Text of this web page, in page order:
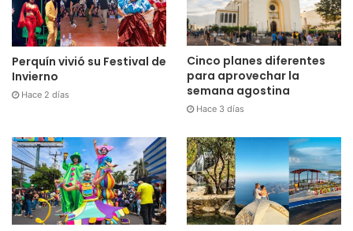
Perquín vivió su Festival de
Invierno
Hace 2 días
Cinco planes diferentes
para aprovechar la
semana agostina
Hace 3 días